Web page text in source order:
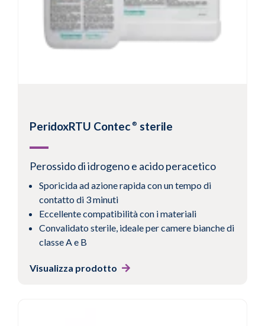
PeridoxRTU Contec ® sterile
Perossido di idrogeno e acido peracetico
Sporicida ad azione rapida con un tempo di
contatto di 3 minuti
Eccellente compatibilità con i materiali
Convalidato sterile, ideale per camere bianche di
classe A e B
Visualizza prodotto